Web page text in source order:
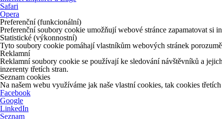
Safari
Opera
Preferenční (funkcionální)
Preferenční soubory cookie umožňují webové stránce zapamatovat si
Statistické (výkonnostní)
Tyto soubory cookie pomáhají vlastníkům webových stránek
Reklamní
Reklamní soubory cookie se používají ke sledování návštěvníků a
inzerenty třetích stran.
Seznam cookies
Na našem webu využíváme jak naše vlastní cookies, tak cookies
Facebook
Google
LinkedIn
Seznam